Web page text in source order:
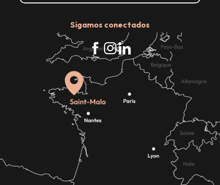
Sigamos conectados